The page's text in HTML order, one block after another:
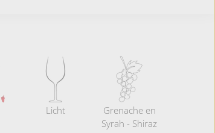
Licht
Grenache en
Syrah - Shiraz